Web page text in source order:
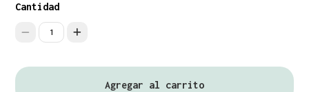
Cantidad
1
Agregar al carrito